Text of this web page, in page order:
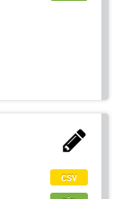
csv